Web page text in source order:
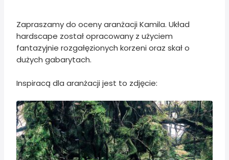
Zapraszamy do oceny aranżacji Kamila. Układ
hardscape został opracowany z użyciem
fantazyjnie rozgałęzionych korzeni oraz skał o
dużych gabarytach.
Inspiracą dla aranżacji jest to zdjęcie: